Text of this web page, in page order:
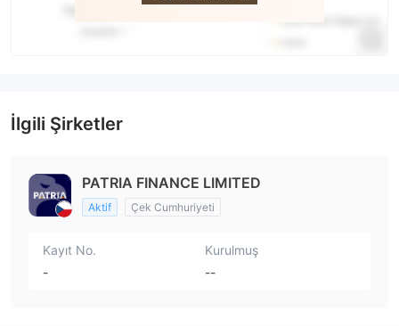
İlgili Şirketler
PATRIA FINANCE LIMITED
Aktif Çek Cumhuriyeti
Kayıt No.
-
Kurulmuş
--